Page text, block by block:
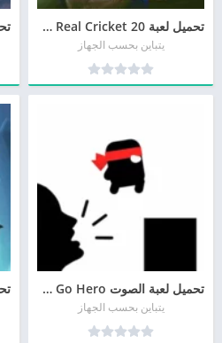
تحميل لعبة Real Cricket 20 من ميديا فاير
يتباين بحسب الجهاز
تحميل لعبة الصوت Scream Go Hero من ميديا فاير
يتباين بحسب الجهاز